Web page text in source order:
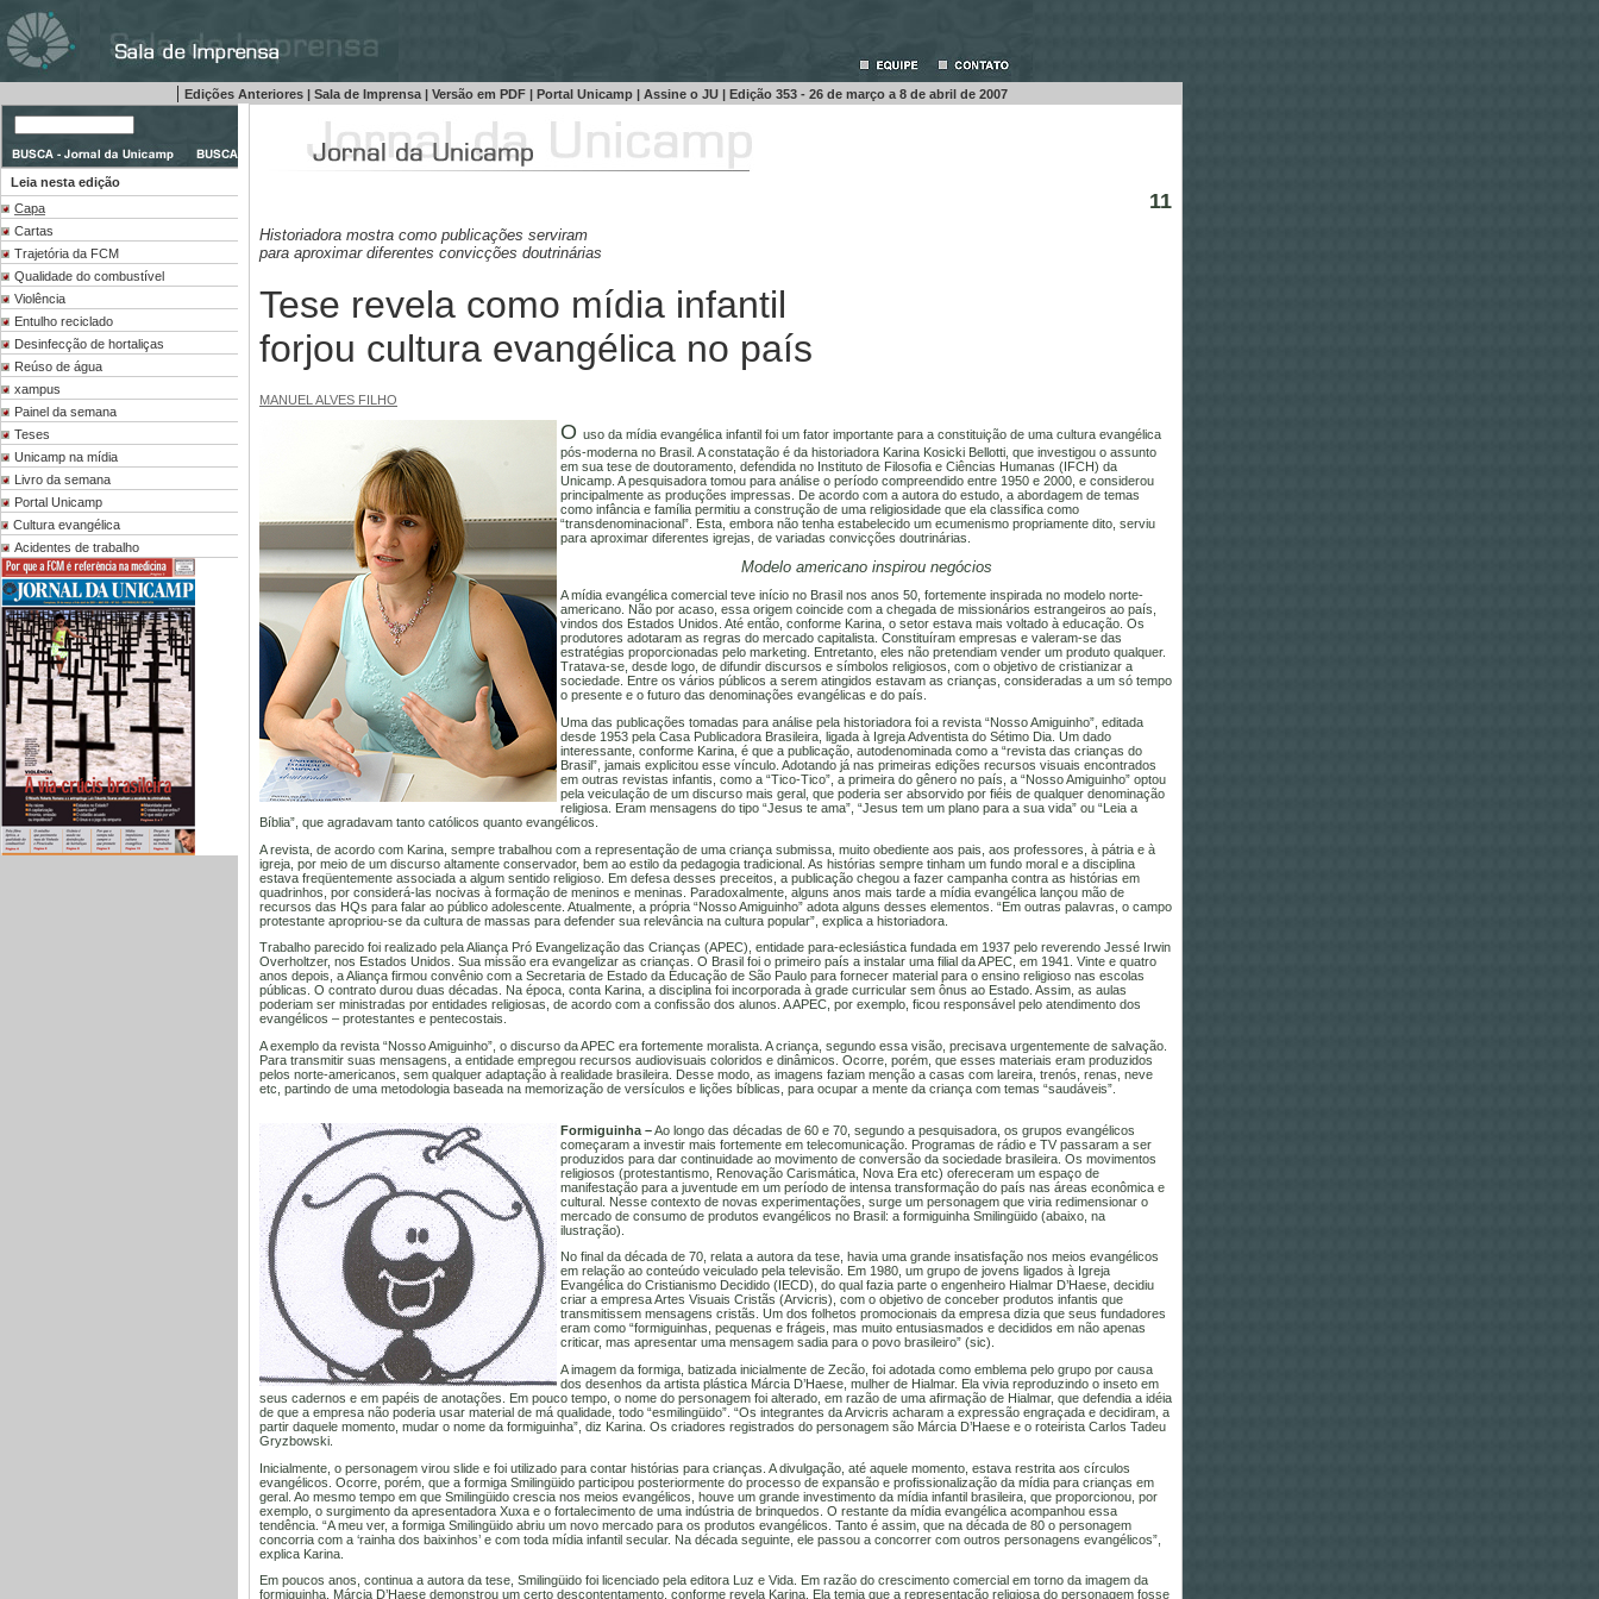
| Edições Anteriores| Sala de Imprensa| Versão em PDF | Portal Unicamp |Assine o JU | Edição 353 - 26 de março a 8 de abril de 2007
Leia nesta edição
Capa
Cartas
Trajetória da FCM
Qualidade do combustível
Violência
Entulho reciclado
Desinfecção de hortaliças
Reúso de água
xampus
Painel da semana
Teses
Unicamp na mídia
Livro da semana
Portal Unicamp
Cultura evangélica
Acidentes de trabalho
11
Historiadora mostra como publicações serviram
para aproximar diferentes convicções doutrinárias
Tese revela como mídia infantil
forjou cultura evangélica no país
MANUEL ALVES FILHO
O uso da mídia evangélica infantil foi um fator importante para a constituição de uma cultura evangélica
pós-moderna no Brasil. A constatação é da historiadora Karina Kosicki Bellotti, que investigou o assunto
em sua tese de doutoramento, defendida no Instituto de Filosofia e Ciências Humanas (IFCH) da
Unicamp. A pesquisadora tomou para análise o período compreendido entre 1950 e 2000, e considerou
principalmente as produções impressas. De acordo com a autora do estudo, a abordagem de temas
como infância e família permitiu a construção de uma religiosidade que ela classifica como
“transdenominacional”. Esta, embora não tenha estabelecido um ecumenismo propriamente dito, serviu
para aproximar diferentes igrejas, de variadas convicções doutrinárias.
Modelo americano inspirou negócios
A mídia evangélica comercial teve início no Brasil nos anos 50, fortemente inspirada no modelo norte-
americano. Não por acaso, essa origem coincide com a chegada de missionários estrangeiros ao país,
vindos dos Estados Unidos. Até então, conforme Karina, o setor estava mais voltado à educação. Os
produtores adotaram as regras do mercado capitalista. Constituíram empresas e valeram-se das
estratégias proporcionadas pelo marketing. Entretanto, eles não pretendiam vender um produto qualquer.
Tratava-se, desde logo, de difundir discursos e símbolos religiosos, com o objetivo de cristianizar a
sociedade. Entre os vários públicos a serem atingidos estavam as crianças, consideradas a um só tempo
o presente e o futuro das denominações evangélicas e do país.
Uma das publicações tomadas para análise pela historiadora foi a revista “Nosso Amiguinho”, editada
desde 1953 pela Casa Publicadora Brasileira, ligada à Igreja Adventista do Sétimo Dia. Um dado
interessante, conforme Karina, é que a publicação, autodenominada como a “revista das crianças do
Brasil”, jamais explicitou esse vínculo. Adotando já nas primeiras edições recursos visuais encontrados
em outras revistas infantis, como a “Tico-Tico”, a primeira do gênero no país, a “Nosso Amiguinho” optou
pela veiculação de um discurso mais geral, que poderia ser absorvido por fiéis de qualquer denominação
religiosa. Eram mensagens do tipo “Jesus te ama”, “Jesus tem um plano para a sua vida” ou “Leia a
Bíblia”, que agradavam tanto católicos quanto evangélicos.
A revista, de acordo com Karina, sempre trabalhou com a representação de uma criança submissa, muito obediente aos pais, aos professores, à pátria e à
igreja, por meio de um discurso altamente conservador, bem ao estilo da pedagogia tradicional. As histórias sempre tinham um fundo moral e a disciplina
estava freqüentemente associada a algum sentido religioso. Em defesa desses preceitos, a publicação chegou a fazer campanha contra as histórias em
quadrinhos, por considerá-las nocivas à formação de meninos e meninas. Paradoxalmente, alguns anos mais tarde a mídia evangélica lançou mão de
recursos das HQs para falar ao público adolescente. Atualmente, a própria “Nosso Amiguinho” adota alguns desses elementos. “Em outras palavras, o campo
protestante apropriou-se da cultura de massas para defender sua relevância na cultura popular”, explica a historiadora.
Trabalho parecido foi realizado pela Aliança Pró Evangelização das Crianças (APEC), entidade para-eclesiástica fundada em 1937 pelo reverendo Jessé Irwin
Overholtzer, nos Estados Unidos. Sua missão era evangelizar as crianças. O Brasil foi o primeiro país a instalar uma filial da APEC, em 1941. Vinte e quatro
anos depois, a Aliança firmou convênio com a Secretaria de Estado da Educação de São Paulo para fornecer material para o ensino religioso nas escolas
públicas. O contrato durou duas décadas. Na época, conta Karina, a disciplina foi incorporada à grade curricular sem ônus ao Estado. Assim, as aulas
poderiam ser ministradas por entidades religiosas, de acordo com a confissão dos alunos. A APEC, por exemplo, ficou responsável pelo atendimento dos
evangélicos – protestantes e pentecostais.
A exemplo da revista “Nosso Amiguinho”, o discurso da APEC era fortemente moralista. A criança, segundo essa visão, precisava urgentemente de salvação.
Para transmitir suas mensagens, a entidade empregou recursos audiovisuais coloridos e dinâmicos. Ocorre, porém, que esses materiais eram produzidos
pelos norte-americanos, sem qualquer adaptação à realidade brasileira. Desse modo, as imagens faziam menção a casas com lareira, trenós, renas, neve
etc, partindo de uma metodologia baseada na memorização de versículos e lições bíblicas, para ocupar a mente da criança com temas “saudáveis”.
Formiguinha –Ao longo das décadas de 60 e 70, segundo a pesquisadora, os grupos evangélicos
começaram a investir mais fortemente em telecomunicação. Programas de rádio e TV passaram a ser
produzidos para dar continuidade ao movimento de conversão da sociedade brasileira. Os movimentos
religiosos (protestantismo, Renovação Carismática, Nova Era etc) ofereceram um espaço de
manifestação para a juventude em um período de intensa transformação do país nas áreas econômica e
cultural. Nesse contexto de novas experimentações, surge um personagem que viria redimensionar o
mercado de consumo de produtos evangélicos no Brasil: a formiguinha Smilingüido (abaixo, na
ilustração).
No final da década de 70, relata a autora da tese, havia uma grande insatisfação nos meios evangélicos
em relação ao conteúdo veiculado pela televisão. Em 1980, um grupo de jovens ligados à Igreja
Evangélica do Cristianismo Decidido (IECD), do qual fazia parte o engenheiro Hialmar D’Haese, decidiu
criar a empresa Artes Visuais Cristãs (Arvicris), com o objetivo de conceber produtos infantis que
transmitissem mensagens cristãs. Um dos folhetos promocionais da empresa dizia que seus fundadores
eram como “formiguinhas, pequenas e frágeis, mas muito entusiasmados e decididos em não apenas
criticar, mas apresentar uma mensagem sadia para o povo brasileiro” (sic).
A imagem da formiga, batizada inicialmente de Zecão, foi adotada como emblema pelo grupo por causa
dos desenhos da artista plástica Márcia D’Haese, mulher de Hialmar. Ela vivia reproduzindo o inseto em
seus cadernos e em papéis de anotações. Em pouco tempo, o nome do personagem foi alterado, em razão de uma afirmação de Hialmar, que defendia a idéia
de que a empresa não poderia usar material de má qualidade, todo “esmilingüido”. “Os integrantes da Arvicris acharam a expressão engraçada e decidiram, a
partir daquele momento, mudar o nome da formiguinha”, diz Karina. Os criadores registrados do personagem são Márcia D’Haese e o roteirista Carlos Tadeu
Gryzbowski.
Inicialmente, o personagem virou slide e foi utilizado para contar histórias para crianças. A divulgação, até aquele momento, estava restrita aos círculos
evangélicos. Ocorre, porém, que a formiga Smilingüido participou posteriormente do processo de expansão e profissionalização da mídia para crianças em
geral. Ao mesmo tempo em que Smilingüido crescia nos meios evangélicos, houve um grande investimento da mídia infantil brasileira, que proporcionou, por
exemplo, o surgimento da apresentadora Xuxa e o fortalecimento de uma indústria de brinquedos. O restante da mídia evangélica acompanhou essa
tendência. “A meu ver, a formiga Smilingüido abriu um novo mercado para os produtos evangélicos. Tanto é assim, que na década de 80 o personagem
concorria com a ‘rainha dos baixinhos’ e com toda mídia infantil secular. Na década seguinte, ele passou a concorrer com outros personagens evangélicos”,
explica Karina.
Em poucos anos, continua a autora da tese, Smilingüido foi licenciado pela editora Luz e Vida. Em razão do crescimento comercial em torno da imagem da
formiguinha, Márcia D’Haese demonstrou um certo descontentamento, conforme revela Karina. Ela temia que a representação religiosa do personagem fosse